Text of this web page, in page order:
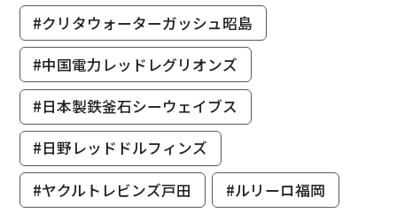
#クリタウォーターガッシュ昭島
#中国電力レッドレグリオンズ
#日本製鉄釜石シーウェイブス
#日野レッドドルフィンズ
#ヤクルトレビンズ戸田
#ルリーロ福岡